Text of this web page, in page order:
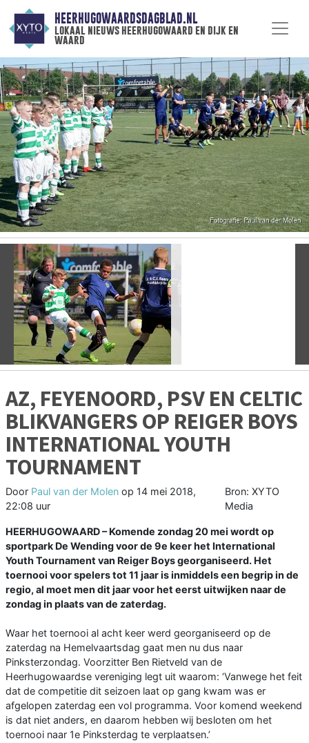
HEERHUGOWAARDSDAGBLAD.NL
lokaal nieuws heerhugowaard en dijk en
waard
Vorige
AZ, FEYENOORD, PSV EN CELTIC
BLIKVANGERS OP REIGER BOYS
INTERNATIONAL YOUTH
TOURNAMENT
Door Paul van der Molen op 14 mei 2018,
22:08 uur
Bron: XYTO
Media
HEERHUGOWAARD – Komende zondag 20 mei wordt op
sportpark De Wending voor de 9e keer het International
Youth Tournament van Reiger Boys georganiseerd. Het
toernooi voor spelers tot 11 jaar is inmiddels een begrip in de
regio, al moet men dit jaar voor het eerst uitwijken naar de
zondag in plaats van de zaterdag.
Waar het toernooi al acht keer werd georganiseerd op de
zaterdag na Hemelvaartsdag gaat men nu dus naar
Pinksterzondag. Voorzitter Ben Rietveld van de
Heerhugowaardse vereniging legt uit waarom: ‘Vanwege het feit
dat de competitie dit seizoen laat op gang kwam was er
afgelopen zaterdag een vol programma. Voor komend weekend
is dat niet anders, en daarom hebben wij besloten om het
toernooi naar 1e Pinksterdag te verplaatsen.’